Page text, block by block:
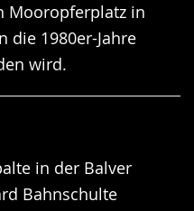
Mooropferplatz in
die 1980er-Jahre
wird.
in der Balver
Bahnschulte